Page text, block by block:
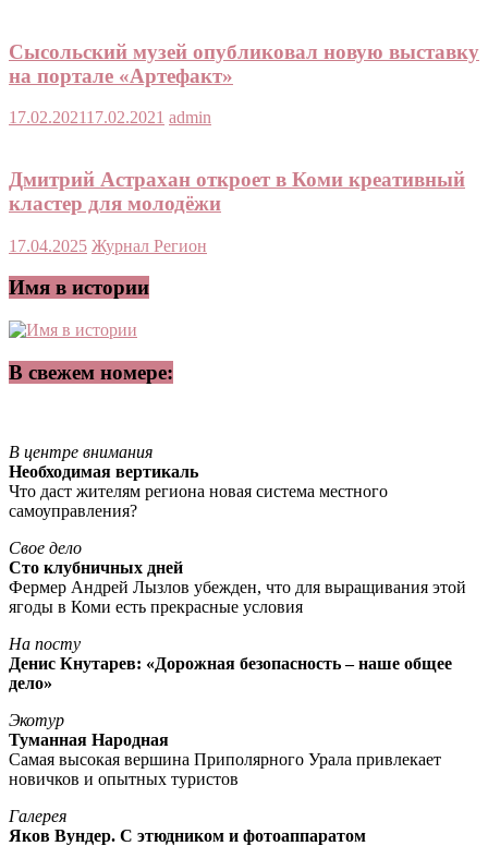
Сысольский музей опубликовал новую выставку
на портале «Артефакт»
17.02.202117.02.2021 admin
Дмитрий Астрахан откроет в Коми креативный
кластер для молодёжи
17.04.2025 Журнал Регион
Имя в истории
В свежем номере:
В центре внимания
Необходимая вертикаль
Что даст жителям региона новая система местного
самоуправления?
Свое дело
Сто клубничных дней
Фермер Андрей Лызлов убежден, что для выращивания этой
ягоды в Коми есть прекрасные условия
На посту
Денис Кнутарев: «Дорожная безопасность – наше общее
дело»
Экотур
Туманная Народная
Самая высокая вершина Приполярного Урала привлекает
новичков и опытных туристов
Галерея
Яков Вундер. С этюдником и фотоаппаратом